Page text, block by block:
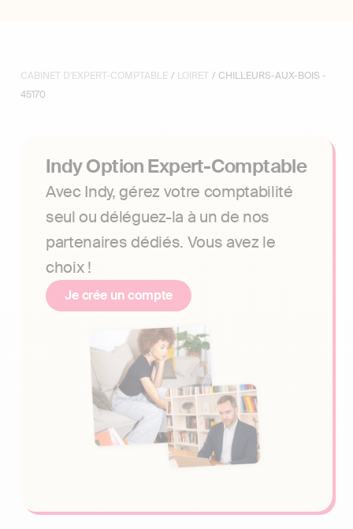
CABINET D'EXPERT-COMPTABLE / LOIRET / CHILLEURS-AUX-BOIS -
45170
Indy Option Expert-Comptable
Avec Indy, gérez votre comptabilité
seul ou déléguez-la à un de nos
partenaires dédiés. Vous avez le
choix !
Je crée un compte